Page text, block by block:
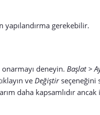
yapılandırma gerekebilir.
deneyin. Başlat >
ve Değiştirseçeneğini
daha kapsamlıdır ancak